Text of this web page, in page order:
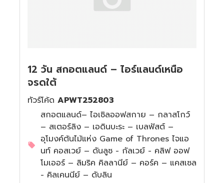
12 วัน สกอตแลนด์ – ไอร์แลนด์เหนือ
จรดใต้
ทัวร์โค้ด APWT252803
สกอตแลนด์– ไอเซิลออฟสกาย – กลาสโกว์
– สเตอร์ลิง – เอดินบะระ – เบลฟัสต์ –
อุโมงค์ต้นไม้แห่ง Game of Thrones ไจแอ
นท์ คอสเวย์ – ดันลูซ - กัลเวย์ - คลิฟ ออฟ
โมเออร์ – ลิมริค คิลลานีย์ – คอร์ค – แคสเซล
- คิลเคนนีย์ – ดับลิน